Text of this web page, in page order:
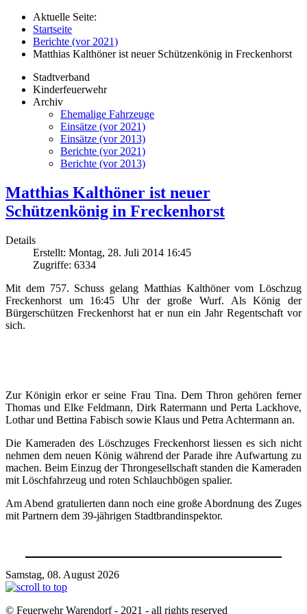
Aktuelle Seite:
Startseite
Berichte (vor 2021)
Matthias Kalthöner ist neuer Schützenkönig in Freckenhorst
Stadtverband
Kinderfeuerwehr
Archiv
Ehemalige Fahrzeuge
Einsätze (vor 2021)
Einsätze (vor 2013)
Berichte (vor 2021)
Berichte (vor 2013)
Matthias Kalthöner ist neuer
Schützenkönig in Freckenhorst
Details
Erstellt: Montag, 28. Juli 2014 16:45
Zugriffe: 6334
Mit dem 757. Schuss gelang Matthias Kalthöner vom Löschzug
Freckenhorst um 16:45 Uhr der große Wurf. Als König der
Bürgerschützen Freckenhorst hat er nun ein Jahr Regentschaft vor
sich.
Zur Königin erkor er seine Frau Tina. Dem Thron gehören ferner
Thomas und Elke Feldmann, Dirk Ratermann und Perta Lackhove,
Lothar und Bettina Fabisch sowie Klaus und Petra Achtermann an.
Die Kameraden des Löschzuges Freckenhorst liessen es sich nicht
nehmen dem neuen König während der Parade ihre Aufwartung zu
machen. Beim Einzug der Throngesellschaft standen die Kameraden
mit Löschfahrzeug und roten Schlauchbögen spalier.
Am Abend gratulierten dann noch eine große Abordnung des Zuges
mit Partnern dem 39-jährigen Stadtbrandinspektor.
Samstag, 08. August 2026
© Feuerwehr Warendorf - 2021 - all rights reserved